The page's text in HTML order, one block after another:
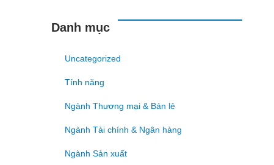
Danh mục
Uncategorized
Tính năng
Ngành Thương mại & Bán lẻ
Ngành Tài chính & Ngân hàng
Ngành Sản xuất